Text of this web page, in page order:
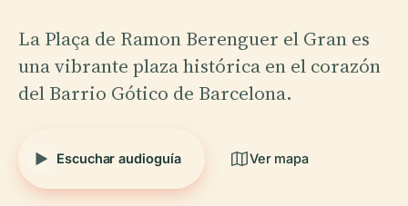
La Plaça de Ramon Berenguer el Gran es
una vibrante plaza histórica en el corazón
del Barrio Gótico de Barcelona.
Escuchar audioguía Ver mapa